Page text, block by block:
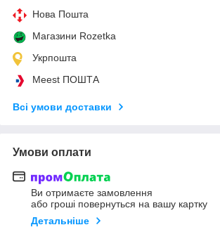
Нова Пошта
Магазини Rozetka
Укрпошта
Meest ПОШТА
Всі умови доставки
Умови оплати
Ви отримаєте замовлення
або гроші повернуться на вашу картку
Детальніше